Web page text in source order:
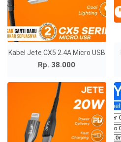
Kabel Jete CX5 2.4A Micro USB
Rp. 38.000